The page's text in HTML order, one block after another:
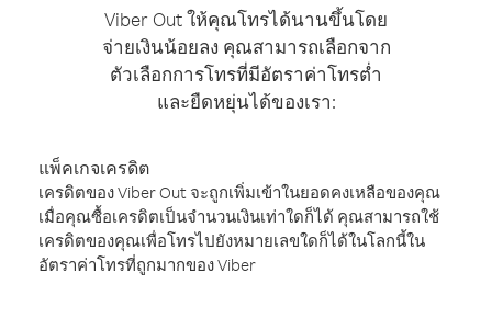
Viber Out ให้คุณโทรได้นานขึ้นโดย
จ่ายเงินน้อยลง คุณสามารถเลือกจาก
ตัวเลือกการโทรที่มีอัตราค่าโทรต่ำ
และยืดหยุ่นได้ของเรา:
แพ็คเกจเครดิต
เครดิตของ Viber Out จะถูกเพิ่มเข้าในยอดคงเหลือของคุณ
เมื่อคุณซื้อเครดิตเป็นจำนวนเงินเท่าใดก็ได้ คุณสามารถใช้
เครดิตของคุณเพื่อโทรไปยังหมายเลขใดก็ได้ในโลกนี้ใน
อัตราค่าโทรที่ถูกมากของ Viber